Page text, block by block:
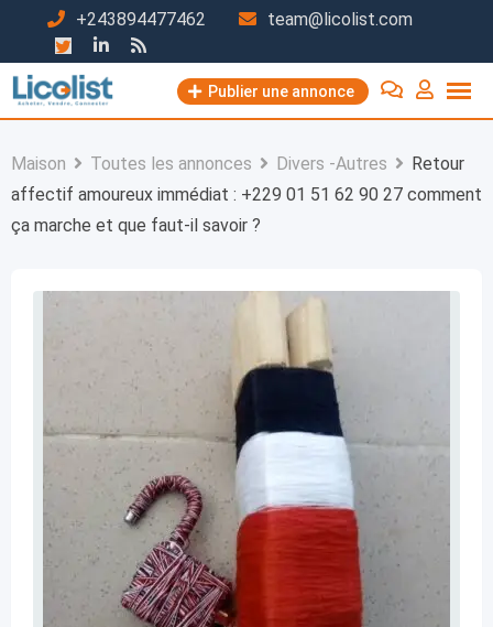
contenu
+243894477462 team@licolist.com
Publier une annonce
Maison Toutes les annonces Divers -Autres
Retour
affectif amoureux immédiat : +229 01 51 62 90 27 comment
ça marche et que faut-il savoir ?